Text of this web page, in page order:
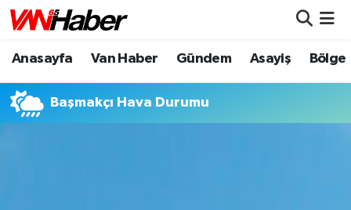
Anasayfa Van Haber Gündem Asayiş Bölge
Başmakçı Hava Durumu
Nöbetçi Eczaneler
Hava Durumu